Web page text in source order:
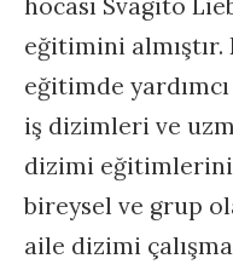
hocası Svagito
eğitimini
eğitimde
iş dizimleri ve
dizimi eğitimlerini
bireysel ve grup
aile dizimi